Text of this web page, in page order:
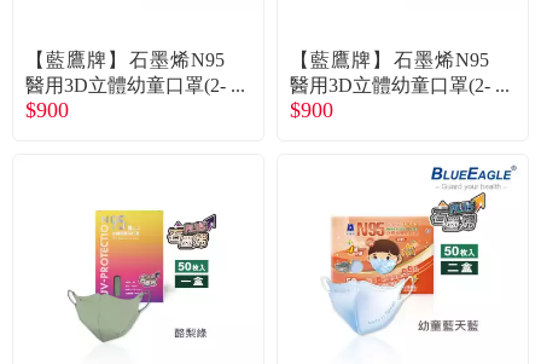
【藍鷹牌】石墨烯N95
醫用3D立體幼童口罩(2-
6歲)-藍熊(50片x2盒) 廠
$900
【藍鷹牌】石墨烯N95
醫用3D立體幼童口罩(2-
6歲)-綠熊(50片x2盒) 廠
$900